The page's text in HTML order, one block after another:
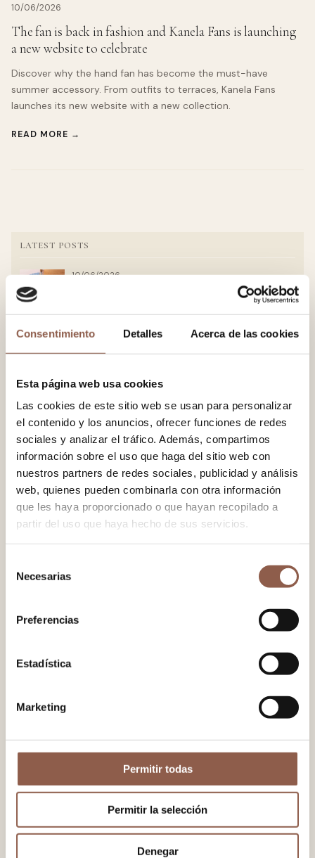
Consentimiento Detalles Acerca de las cookies
Esta página web usa cookies
Las cookies de este sitio web se usan para personalizar
el contenido y los anuncios, ofrecer funciones de redes
sociales y analizar el tráfico. Además, compartimos
información sobre el uso que haga del sitio web con
nuestros partners de redes sociales, publicidad y análisis
web, quienes pueden combinarla con otra información
que les haya proporcionado o que hayan recopilado a
partir del uso que haya hecho de sus servicios.
Necesarias
Preferencias
Estadística
Marketing
Permitir todas
Permitir la selección
Denegar
10/06/2026
The fan is back in fashion and Kanela Fans is launching
a new website to celebrate
Discover why the hand fan has become the must-have
summer accessory. From outfits to terraces, Kanela Fans
launches its new website with a new collection.
READ MORE →
LATEST POSTS
10/06/2026
El abanico vuelve a estar de moda y Kanela Fans
launching a new website to celebrate
38.00 EUR
Versailles Green
Versailles Pink
38.00 EUR